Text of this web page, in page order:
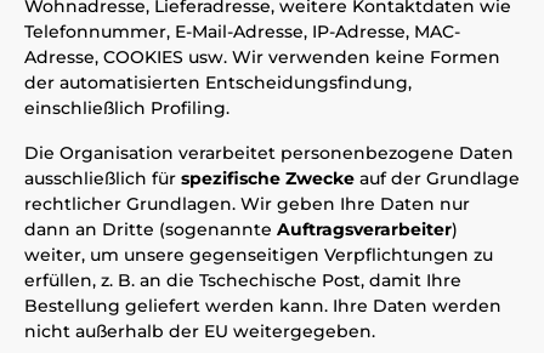
Wohnadresse, Lieferadresse, weitere Kontaktdaten wie
Telefonnummer, E-Mail-Adresse, IP-Adresse, MAC-
Adresse, COOKIES usw. Wir verwenden keine Formen
der automatisierten Entscheidungsfindung,
einschließlich Profiling.
Die Organisation verarbeitet personenbezogene Daten
ausschließlich für spezifische Zwecke auf der Grundlage
rechtlicher Grundlagen. Wir geben Ihre Daten nur
dann an Dritte (sogenannte Auftragsverarbeiter)
weiter, um unsere gegenseitigen Verpflichtungen zu
erfüllen, z. B. an die Tschechische Post, damit Ihre
Bestellung geliefert werden kann. Ihre Daten werden
nicht außerhalb der EU weitergegeben.